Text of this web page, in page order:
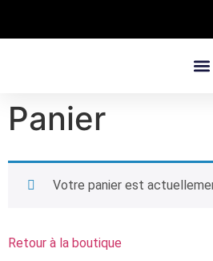
Panier
Votre panier est
Retour à la boutique